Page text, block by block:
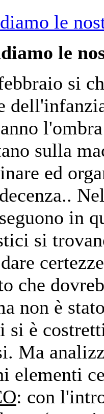
le
le
si
sulla
ed
in
si
che
non è
si è
Ma
elementi
: con